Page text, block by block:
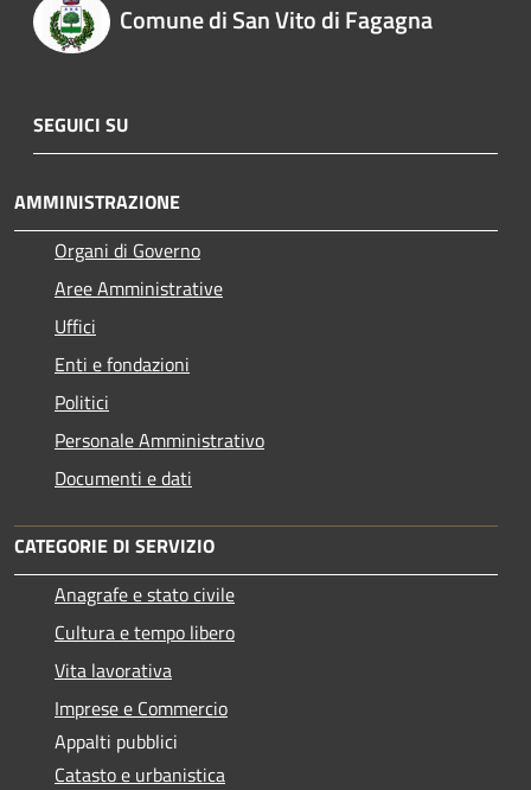
Comune di San Vito di Fagagna
SEGUICI SU
AMMINISTRAZIONE
Organi di Governo
Aree Amministrative
Uffici
Enti e fondazioni
Politici
Personale Amministrativo
Documenti e dati
CATEGORIE DI SERVIZIO
Anagrafe e stato civile
Cultura e tempo libero
Vita lavorativa
Imprese e Commercio
Appalti pubblici
Catasto e urbanistica